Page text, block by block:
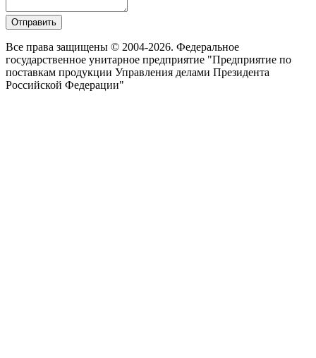
Отправить
Все права защищены © 2004-2026. Федеральное
государственное унитарное предприятие "Предприятие по
поставкам продукции Управления делами Президента
Российской Федерации"